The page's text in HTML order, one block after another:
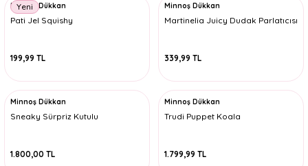
Yeni
Minnoş Dükkan
Pati Jel Squishy
199,99 TL
Minnoş Dükkan
Martinelia Juicy Dudak Parlatıcısı
339,99 TL
Minnoş Dükkan
Sneaky Sürpriz Kutulu
1.800,00 TL
Minnoş Dükkan
Trudi Puppet Koala
1.799,99 TL